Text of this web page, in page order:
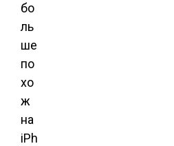
бо
ль
ше
по
хо
ж
на
iPh